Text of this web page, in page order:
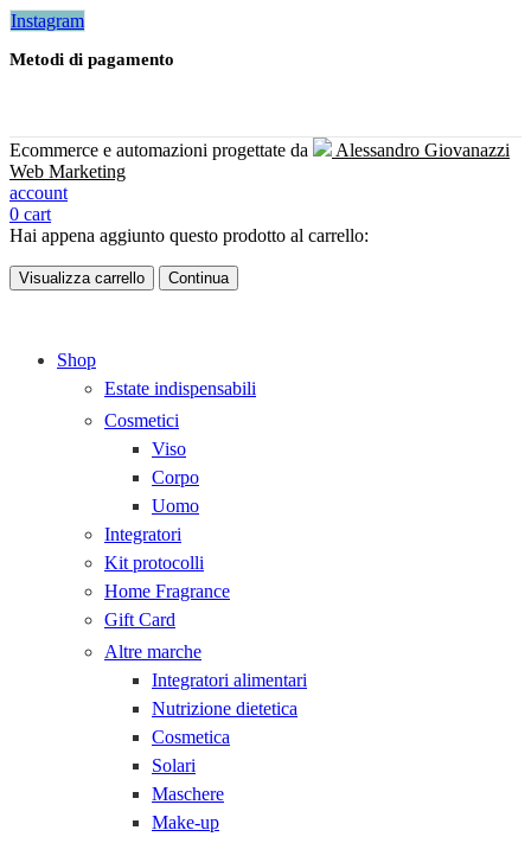
Instagram
Metodi di pagamento
Ecommerce e automazioni progettate da
Alessandro Giovanazzi
Web Marketing
account
0 cart
Hai appena aggiunto questo prodotto al carrello:
Visualizza carrello Continua
Shop
Estate indispensabili
Cosmetici
Viso
Corpo
Uomo
Integratori
Kit protocolli
Home Fragrance
Gift Card
Altre marche
Integratori alimentari
Nutrizione dietetica
Cosmetica
Solari
Maschere
Make-up